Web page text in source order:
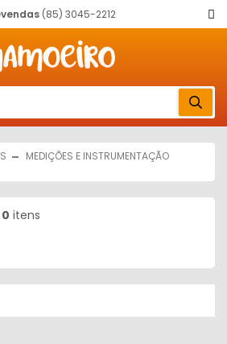
(85) 3045-2212
MEDIÇÕES E INSTRUMENTAÇÃO
0 itens